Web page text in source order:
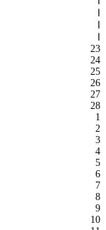
23
24
25
26
27
28
1
2
3
4
5
6
7
8
9
10